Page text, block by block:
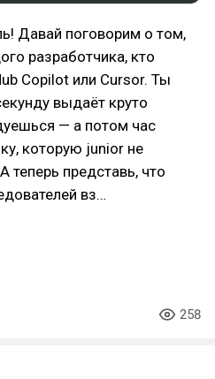
Давай поговорим о том,
разработчика, кто
Copilot или Cursor. Ты
выдаёт круто
— а потом час
которую junior не
теперь представь, что
вз…
258